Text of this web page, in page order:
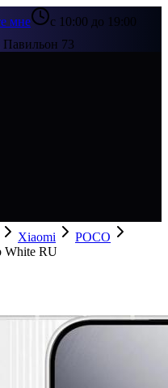
мне
с 10:00 до 19:00
73
Xiaomi
POCO
White RU